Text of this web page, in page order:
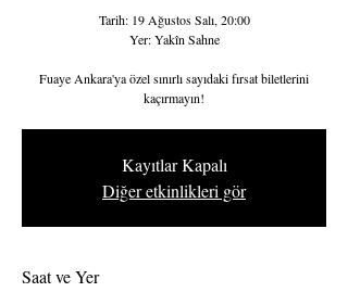
Tarih: 19 Ağustos Salı, 20:00
Yer: Yakîn Sahne
Fuaye Ankara'ya özel sınırlı sayıdaki fırsat biletlerini
kaçırmayın!
Kayıtlar Kapalı
Diğer etkinlikleri gör
Saat ve Yer